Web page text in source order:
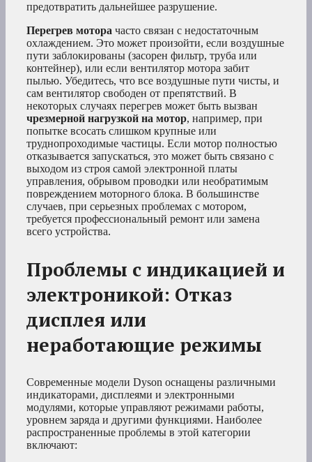
предотвратить дальнейшее разрушение.
Перегрев мотора часто связан с недостаточным
охлаждением. Это может произойти, если воздушные
пути заблокированы (засорен фильтр, труба или
контейнер), или если вентилятор мотора забит
пылью. Убедитесь, что все воздушные пути чисты, и
сам вентилятор свободен от препятствий. В
некоторых случаях перегрев может быть вызван
чрезмерной нагрузкой на мотор, например, при
попытке всосать слишком крупные или
труднопроходимые частицы. Если мотор полностью
отказывается запускаться, это может быть связано с
выходом из строя самой электронной платы
управления, обрывом проводки или необратимым
повреждением моторного блока. В большинстве
случаев, при серьезных проблемах с мотором,
требуется профессиональный ремонт или замена
всего устройства.
Проблемы с индикацией и
электроникой: Отказ
дисплея или
неработающие режимы
Современные модели Dyson оснащены различными
индикаторами, дисплеями и электронными
модулями, которые управляют режимами работы,
уровнем заряда и другими функциями. Наиболее
распространенные проблемы в этой категории
включают: